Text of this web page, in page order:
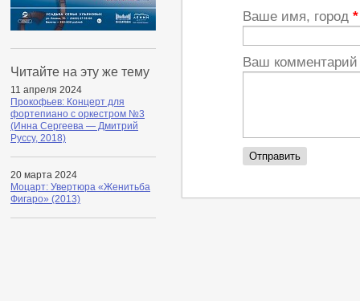
Читайте на эту же тему
11 апреля 2024
Прокофьев: Концерт для
фортепиано с оркестром №3
(Инна Сергеева — Дмитрий
Руссу, 2018)
20 марта 2024
Моцарт: Увертюра «Женитьба
Фигаро» (2013)
Ваше имя, город *
Ваш